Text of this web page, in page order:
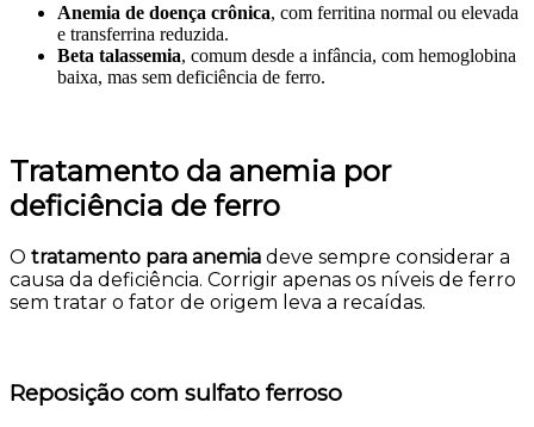
Anemia de doença crônica, com ferritina normal ou elevada
e transferrina reduzida.
Beta talassemia, comum desde a infância, com hemoglobina
baixa, mas sem deficiência de ferro.
Tratamento da anemia por
deficiência de ferro
O tratamento para anemia deve sempre considerar a
causa da deficiência. Corrigir apenas os níveis de ferro
sem tratar o fator de origem leva a recaídas.
Reposição com sulfato ferroso